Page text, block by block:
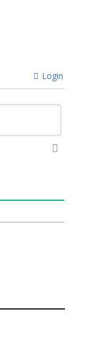
Login